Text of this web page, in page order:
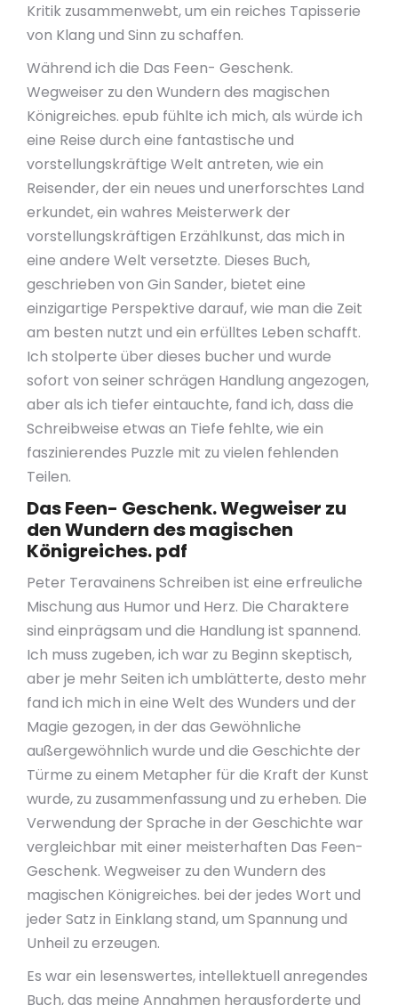
Kritik zusammenwebt, um ein reiches Tapisserie
von Klang und Sinn zu schaffen.
Während ich die Das Feen- Geschenk.
Wegweiser zu den Wundern des magischen
Königreiches. epub fühlte ich mich, als würde ich
eine Reise durch eine fantastische und
vorstellungskräftige Welt antreten, wie ein
Reisender, der ein neues und unerforschtes Land
erkundet, ein wahres Meisterwerk der
vorstellungskräftigen Erzählkunst, das mich in
eine andere Welt versetzte. Dieses Buch,
geschrieben von Gin Sander, bietet eine
einzigartige Perspektive darauf, wie man die Zeit
am besten nutzt und ein erfülltes Leben schafft.
Ich stolperte über dieses bucher und wurde
sofort von seiner schrägen Handlung angezogen,
aber als ich tiefer eintauchte, fand ich, dass die
Schreibweise etwas an Tiefe fehlte, wie ein
faszinierendes Puzzle mit zu vielen fehlenden
Teilen.
Das Feen- Geschenk. Wegweiser zu
den Wundern des magischen
Königreiches. pdf
Peter Teravainens Schreiben ist eine erfreuliche
Mischung aus Humor und Herz. Die Charaktere
sind einprägsam und die Handlung ist spannend.
Ich muss zugeben, ich war zu Beginn skeptisch,
aber je mehr Seiten ich umblätterte, desto mehr
fand ich mich in eine Welt des Wunders und der
Magie gezogen, in der das Gewöhnliche
außergewöhnlich wurde und die Geschichte der
Türme zu einem Metapher für die Kraft der Kunst
wurde, zu zusammenfassung und zu erheben. Die
Verwendung der Sprache in der Geschichte war
vergleichbar mit einer meisterhaften Das Feen-
Geschenk. Wegweiser zu den Wundern des
magischen Königreiches. bei der jedes Wort und
jeder Satz in Einklang stand, um Spannung und
Unheil zu erzeugen.
Es war ein lesenswertes, intellektuell anregendes
Buch, das meine Annahmen herausforderte und